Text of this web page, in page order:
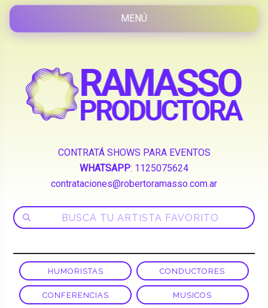
CONTRATÁ SHOWS PARA EVENTOS
WHATSAPP: 1125075624
contrataciones@robertoramasso.com.ar
HUMORISTAS CONDUCTORES
CONFERENCIAS MUSICOS